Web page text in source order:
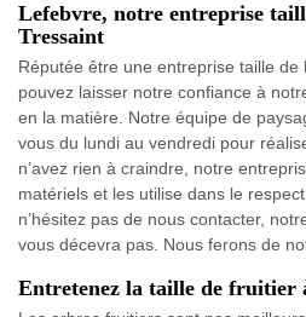
Lefebvre, notre entreprise
Tressaint
Réputée être une entreprise taille
pouvez laisser notre confiance à
en la matière. Notre équipe de
vous du lundi au vendredi pour
n’avez rien à craindre, notre
matériels et les utilise dans le
n’hésitez pas de nous contacter,
vous décevra pas. Nous ferons de
Entretenez la taille de fruitier